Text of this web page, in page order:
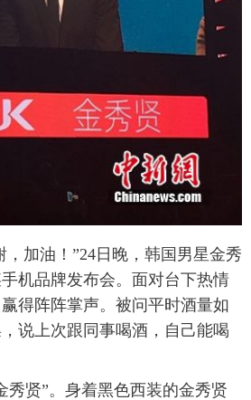
加油！”24日晚，韩国男星金秀
机品牌发布会。面对台下热情
得阵阵掌声。被问平时酒量如
说上次跟同事喝酒，自己能喝
贤”。身着黑色西装的金秀贤